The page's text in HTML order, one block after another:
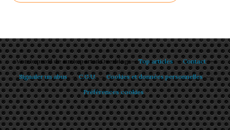
Voir le profil desur le portail Overblog Top articles
Contact
Signaler un abus
C.G.U.
Cookies et données personnelles
Préférences cookies